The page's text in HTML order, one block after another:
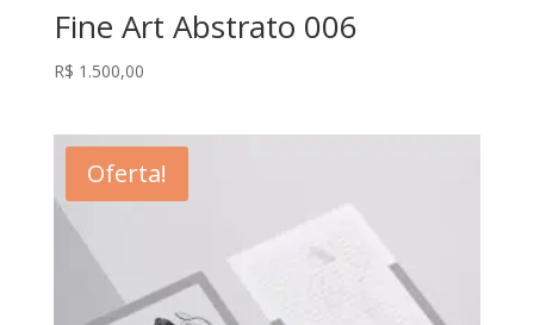
Fine Art Abstrato 006
R$ 1.500,00
Oferta!